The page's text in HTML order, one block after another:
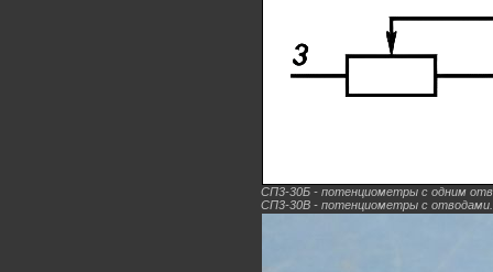
СП3-30Б - потенциометры с одним
СП3-30В - потенциометры с отводами.